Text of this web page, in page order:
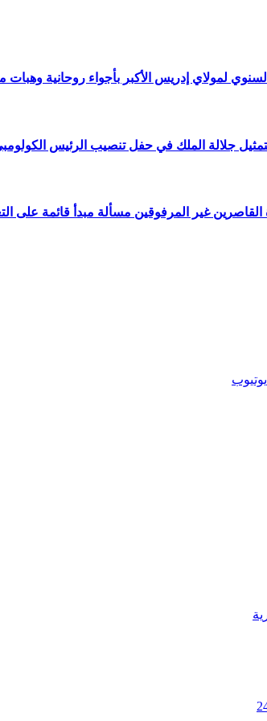
لمولاي إدريس الأكبر بأجواء روحانية
جلالة الملك في حفل تنصيب الرئيس
غير المرفوقين مسألة مبدأ قائمة على
يوتيوب